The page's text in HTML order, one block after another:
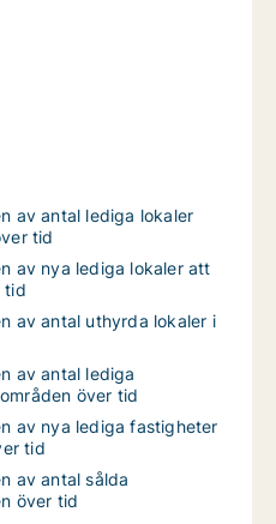
av antal lediga lokaler
tid
av nya lediga lokaler att
tid
av antal uthyrda lokaler i
av antal lediga
över tid
av nya lediga fastigheter
tid
av antal sålda
över tid